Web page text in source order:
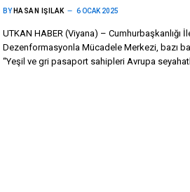
BY HASAN IŞILAK 6 OCAK 2025
UTKAN HABER (Viyana) – Cumhurbaşkanlığı
Dezenformasyonla Mücadele Merkezi, bazı
“Yeşil ve gri pasaport sahipleri Avrupa